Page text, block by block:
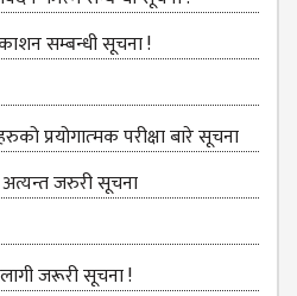
सम्बन्धी सूचना !
प्रयोगात्‍मक परीक्षा बारे सूचना
अत्यन्त जरुरी सूचना
लागी जरूरी सूचना !